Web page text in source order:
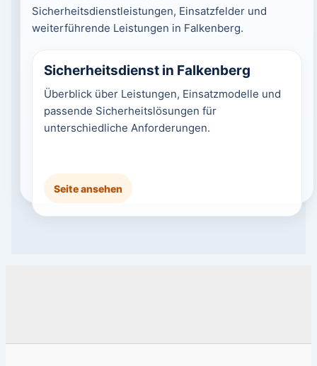
Sicherheitsdienstleistungen, Einsatzfelder und
weiterführende Leistungen in Falkenberg.
Sicherheitsdienst in Falkenberg
Überblick über Leistungen, Einsatzmodelle und
passende Sicherheitslösungen für
unterschiedliche Anforderungen.
Seite ansehen